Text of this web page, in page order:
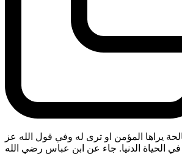
يراها المؤمن او ترى له وفي قول الله عز
الحياة الدنيا. جاء عن ابن عباس رضي الله